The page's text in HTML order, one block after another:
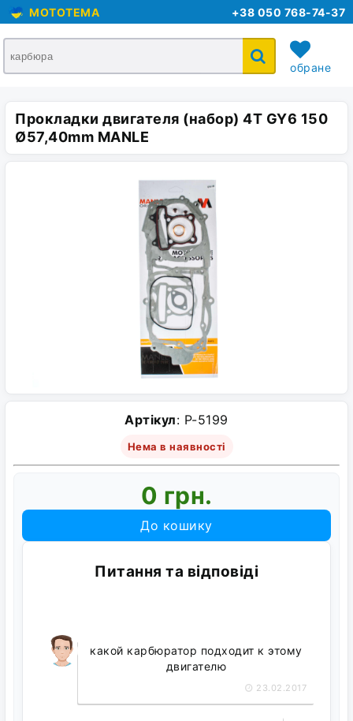
MOTOTEMA +38 050 768-74-37
обране
кошик
Прокладки двигателя (набор) 4T GY6 150
Ø57,40mm MANLE
Артікул: P-5199
Нема в наявності
0 грн.
До кошику
Питання та відповіді
какой карбюратор подходит к этому
двигателю
23.02.2017